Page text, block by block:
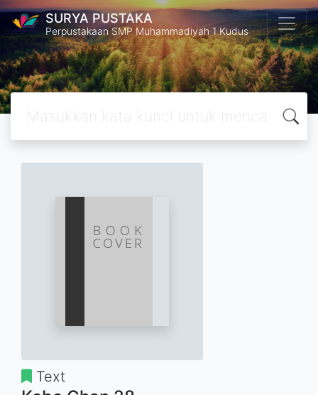
SURYA PUSTAKA
Perpustakaan SMP Muhammadiyah 1 Kudus
Text